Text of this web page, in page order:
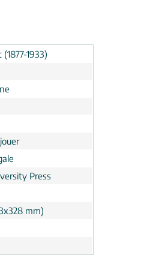
1933)
Press
mm)